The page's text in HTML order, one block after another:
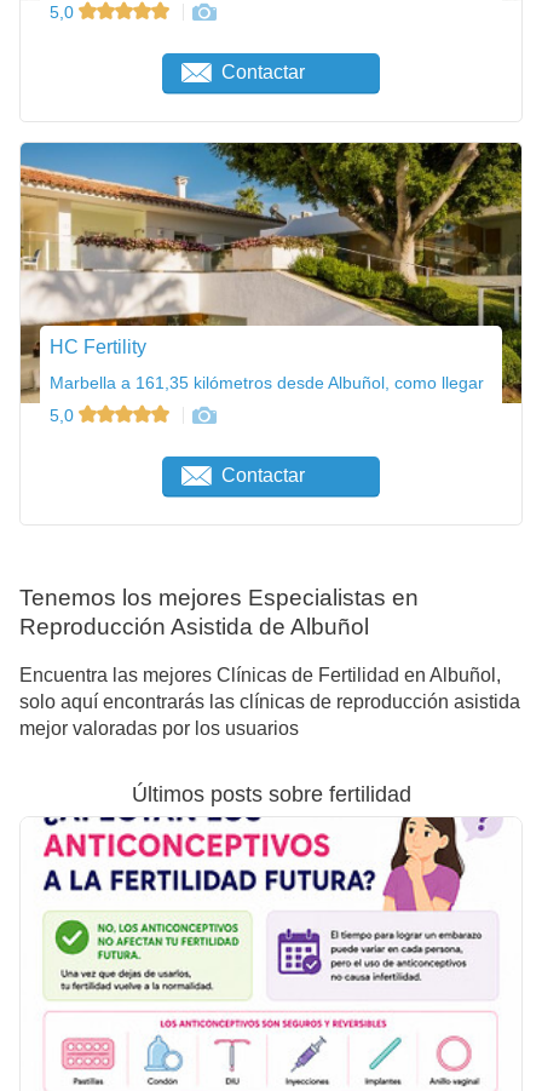
5,0
Contactar
HC Fertility
Marbella a 161,35 kilómetros desde Albuñol, como llegar
5,0
Contactar
Tenemos los mejores Especialistas en
Reproducción Asistida de Albuñol
Encuentra las mejores Clínicas de Fertilidad en Albuñol,
solo aquí encontrarás las clínicas de reproducción asistida
mejor valoradas por los usuarios
Últimos posts sobre fertilidad